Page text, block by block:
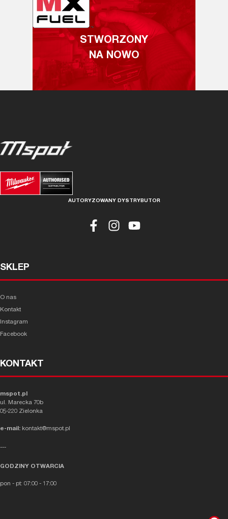
STWORZONY
NA NOWO
AUTORYZOWANY DYSTRYBUTOR
SKLEP
O nas
Kontakt
Instagram
Facebook
KONTAKT
mspot.pl
ul. Marecka 70b
05-220 Zielonka
e-mail: kontakt@mspot.pl
---
GODZINY OTWARCIA
pon - pt: 07:00 - 17:00